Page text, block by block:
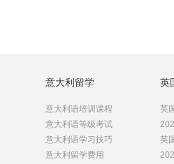
意大利留学
意大利语培训课程
意大利语等级考试
意大利语学习技巧
意大利留学费用
英
英
英